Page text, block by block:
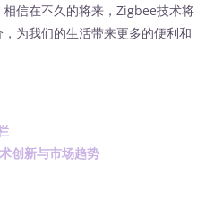
信在不久的将来，Zigbee技术将
为我们的生活带来更多的便利和
创新与市场趋势